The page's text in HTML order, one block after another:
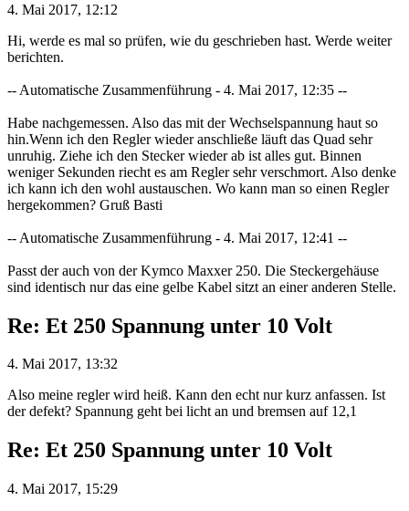
4. Mai 2017, 12:12
Hi, werde es mal so prüfen, wie du geschrieben hast. Werde weiter
berichten.
-- Automatische Zusammenführung - 4. Mai 2017, 12:35 --
Habe nachgemessen. Also das mit der Wechselspannung haut so
hin.Wenn ich den Regler wieder anschließe läuft das Quad sehr
unruhig. Ziehe ich den Stecker wieder ab ist alles gut. Binnen
weniger Sekunden riecht es am Regler sehr verschmort. Also denke
ich kann ich den wohl austauschen. Wo kann man so einen Regler
hergekommen? Gruß Basti
-- Automatische Zusammenführung - 4. Mai 2017, 12:41 --
Passt der auch von der Kymco Maxxer 250. Die Steckergehäuse
sind identisch nur das eine gelbe Kabel sitzt an einer anderen Stelle.
Re: Et 250 Spannung unter 10 Volt
4. Mai 2017, 13:32
Also meine regler wird heiß. Kann den echt nur kurz anfassen. Ist
der defekt? Spannung geht bei licht an und bremsen auf 12,1
Re: Et 250 Spannung unter 10 Volt
4. Mai 2017, 15:29